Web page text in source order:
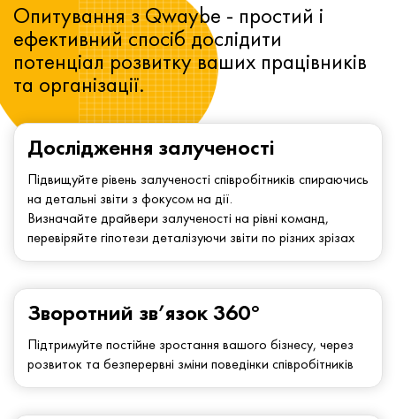
Дослідження залученості
Підвищуйте рівень залученості співробітників спираючись
на детальні звіти з фокусом на дії.
Визначайте драйвери залученості на рівні команд,
перевіряйте гіпотези деталізуючи звіти по різних зрізах
Зворотний зв’язок 360°
Підтримуйте постійне зростання вашого бізнесу, через
розвиток та безперервні зміни поведінки співробітників
Опитування з Qwaybe - простий і
ефективний спосіб дослідити
потенціал розвитку ваших працівників
та організації.